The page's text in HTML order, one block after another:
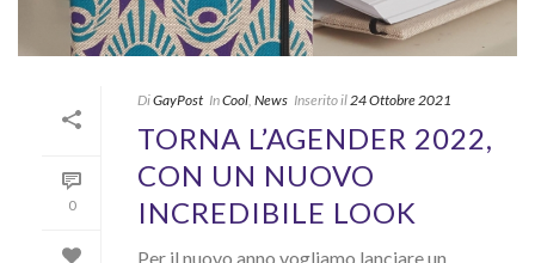
0
DiGayPost InCool News Inserito il 24 Ottobre 2021
TORNA L’AGENDER 2022,
CON UN NUOVO
INCREDIBILE LOOK
Per il nuovo anno vogliamo lanciare un